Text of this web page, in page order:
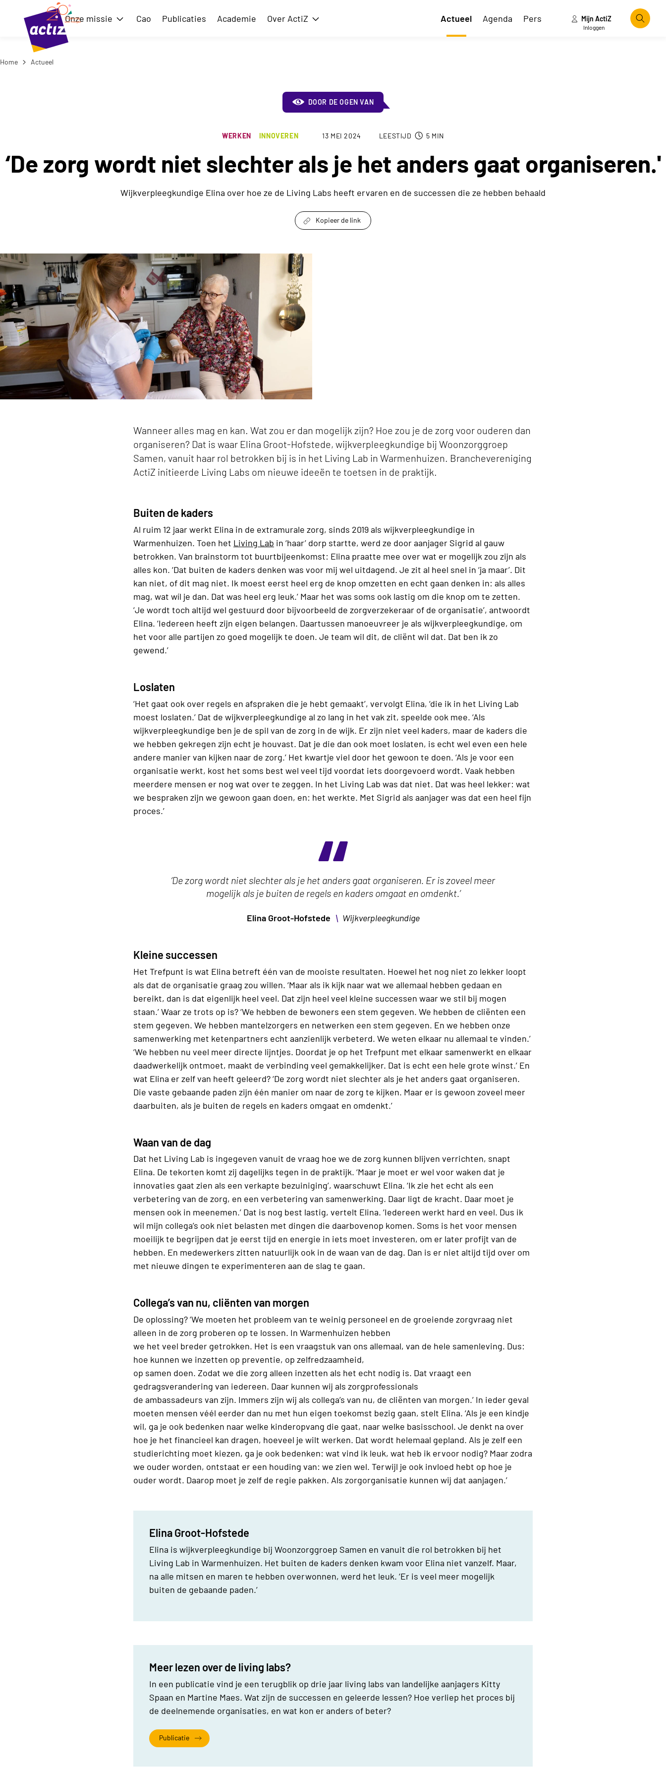
Naar hoofdinhoud
Naar menu
Naar de homepage
Onze missie Toon submenu voor Onze missie
Cao Publicaties Academie Over ActiZ Toon submenu voor Over ActiZ Actueel Agenda Pers Mijn ActiZ
Inloggen
Home Actueel
DOOR DE OGEN VAN
WERKEN INNOVEREN 13 MEI 2024 LEESTIJD 5 MIN
‘De zorg wordt niet slechter als je het anders gaat organiseren.'
Wijkverpleegkundige Elina over hoe ze de Living Labs heeft ervaren en de successen die ze hebben behaald
Kopieer de link
‘De zorg wordt niet slechter als je het anders gaat organiseren.' keyvisual
Wanneer alles mag en kan. Wat zou er dan mogelijk zijn? Hoe zou je de zorg voor ouderen dan
organiseren? Dat is waar Elina Groot-Hofstede, wijkverpleegkundige bij Woonzorggroep
Samen, vanuit haar rol betrokken bij is in het Living Lab in Warmenhuizen. Branchevereniging
ActiZ initieerde Living Labs om nieuwe ideeën te toetsen in de praktijk.
Buiten de kaders
Al ruim 12 jaar werkt Elina in de extramurale zorg, sinds 2019 als wijkverpleegkundige in
Warmenhuizen. Toen het Living Lab in ‘haar’ dorp startte, werd ze door aanjager Sigrid al gauw
betrokken. Van brainstorm tot buurtbijeenkomst: Elina praatte mee over wat er mogelijk zou zijn als
alles kon. ‘Dat buiten de kaders denken was voor mij wel uitdagend. Je zit al heel snel in ‘ja maar’. Dit
kan niet, of dit mag niet. Ik moest eerst heel erg de knop omzetten en echt gaan denken in: als alles
mag, wat wíl je dan. Dat was heel erg leuk.’ Maar het was soms ook lastig om die knop om te zetten.
‘Je wordt toch altijd wel gestuurd door bijvoorbeeld de zorgverzekeraar of de organisatie’, antwoordt
Elina. ‘Iedereen heeft zijn eigen belangen. Daartussen manoeuvreer je als wijkverpleegkundige, om
het voor alle partijen zo goed mogelijk te doen. Je team wil dit, de cliënt wil dat. Dat ben ik zo
gewend.’
Loslaten
‘Het gaat ook over regels en afspraken die je hebt gemaakt’, vervolgt Elina, ‘die ik in het Living Lab
moest loslaten.’ Dat de wijkverpleegkundige al zo lang in het vak zit, speelde ook mee. ‘Als
wijkverpleegkundige ben je de spil van de zorg in de wijk. Er zijn niet veel kaders, maar de kaders die
we hebben gekregen zijn echt je houvast. Dat je die dan ook moet loslaten, is echt wel even een hele
andere manier van kijken naar de zorg.’ Het kwartje viel door het gewoon te doen. ‘Als je voor een
organisatie werkt, kost het soms best wel veel tijd voordat iets doorgevoerd wordt. Vaak hebben
meerdere mensen er nog wat over te zeggen. In het Living Lab was dat niet. Dat was heel lekker: wat
we bespraken zijn we gewoon gaan doen, en: het werkte. Met Sigrid als aanjager was dat een heel fijn
proces.’
‘De zorg wordt niet slechter als je het anders gaat organiseren. Er is zoveel meer
mogelijk als je buiten de regels en kaders omgaat en omdenkt.’
Elina Groot-Hofstede \ Wijkverpleegkundige
Kleine successen
Het Trefpunt is wat Elina betreft één van de mooiste resultaten. Hoewel het nog niet zo lekker loopt
als dat de organisatie graag zou willen. ‘Maar als ik kijk naar wat we allemaal hebben gedaan en
bereikt, dan is dat eigenlijk heel veel. Dat zijn heel veel kleine successen waar we stil bij mogen
staan.’ Waar ze trots op is? ‘We hebben de bewoners een stem gegeven. We hebben de cliënten een
stem gegeven. We hebben mantelzorgers en netwerken een stem gegeven. En we hebben onze
samenwerking met ketenpartners echt aanzienlijk verbeterd. We weten elkaar nu allemaal te vinden.’
‘We hebben nu veel meer directe lijntjes. Doordat je op het Trefpunt met elkaar samenwerkt en elkaar
daadwerkelijk ontmoet, maakt de verbinding veel gemakkelijker. Dat is echt een hele grote winst.’ En
wat Elina er zelf van heeft geleerd? ‘De zorg wordt niet slechter als je het anders gaat organiseren.
Die vaste gebaande paden zijn één manier om naar de zorg te kijken. Maar er is gewoon zoveel meer
daarbuiten, als je buiten de regels en kaders omgaat en omdenkt.’
Waan van de dag
Dat het Living Lab is ingegeven vanuit de vraag hoe we de zorg kunnen blijven verrichten, snapt
Elina. De tekorten komt zij dagelijks tegen in de praktijk. ‘Maar je moet er wel voor waken dat je
innovaties gaat zien als een verkapte bezuiniging’, waarschuwt Elina. ‘Ik zie het echt als een
verbetering van de zorg, en een verbetering van samenwerking. Daar ligt de kracht. Daar moet je
mensen ook in meenemen.’ Dat is nog best lastig, vertelt Elina. ‘Iedereen werkt hard en veel. Dus ik
wil mijn collega’s ook niet belasten met dingen die daarbovenop komen. Soms is het voor mensen
moeilijk te begrijpen dat je eerst tijd en energie in iets moet investeren, om er later profijt van de
hebben. En medewerkers zitten natuurlijk ook in de waan van de dag. Dan is er niet altijd tijd over om
met nieuwe dingen te experimenteren aan de slag te gaan.
Collega’s van nu, cliënten van morgen
De oplossing? ‘We moeten het probleem van te weinig personeel en de groeiende zorgvraag niet
alleen in de zorg proberen op te lossen. In Warmenhuizen hebben
we het veel breder getrokken. Het is een vraagstuk van ons allemaal, van de hele samenleving. Dus:
hoe kunnen we inzetten op preventie, op zelfredzaamheid,
op samen doen. Zodat we die zorg alleen inzetten als het echt nodig is. Dat vraagt een
gedragsverandering van iedereen. Daar kunnen wij als zorgprofessionals
de ambassadeurs van zijn. Immers zijn wij als collega’s van nu, de cliënten van morgen.’ In ieder geval
moeten mensen véél eerder dan nu met hun eigen toekomst bezig gaan, stelt Elina. ‘Als je een kindje
wil, ga je ook bedenken naar welke kinderopvang die gaat, naar welke basisschool. Je denkt na over
hoe je het financieel kan dragen, hoeveel je wilt werken. Dat wordt helemaal gepland. Als je zelf een
studierichting moet kiezen, ga je ook bedenken: wat vind ik leuk, wat heb ik ervoor nodig? Maar zodra
we ouder worden, ontstaat er een houding van: we zien wel. Terwijl je ook invloed hebt op hoe je
ouder wordt. Daarop moet je zelf de regie pakken. Als zorgorganisatie kunnen wij dat aanjagen.’
Elina Groot-Hofstede
Elina is wijkverpleegkundige bij Woonzorggroep Samen en vanuit die rol betrokken bij het
Living Lab in Warmenhuizen. Het buiten de kaders denken kwam voor Elina niet vanzelf. Maar,
na alle mitsen en maren te hebben overwonnen, werd het leuk. ‘Er is veel meer mogelijk
buiten de gebaande paden.’
Meer lezen over de living labs?
In een publicatie vind je een terugblik op drie jaar living labs van landelijke aanjagers Kitty
Spaan en Martine Maes. Wat zijn de successen en geleerde lessen? Hoe verliep het proces bij
de deelnemende organisaties, en wat kon er anders of beter?
Publicatie